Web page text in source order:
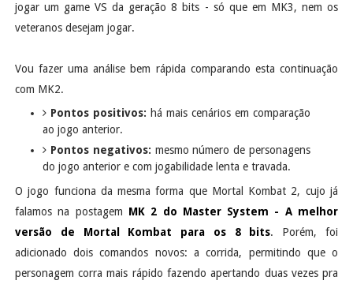
jogar um game VS da geração 8 bits - só que em MK3, nem os
veteranos desejam jogar.
Vou fazer uma análise bem rápida comparando esta continuação
com MK2.
Pontos positivos: há mais cenários em comparação
ao jogo anterior.
Pontos negativos: mesmo número de personagens
do jogo anterior e com jogabilidade lenta e travada.
O jogo funciona da mesma forma que Mortal Kombat 2, cujo já
falamos na postagem MK 2 do Master System - A melhor
versão de Mortal Kombat para os 8 bits. Porém, foi
adicionado dois comandos novos: a corrida, permitindo que o
personagem corra mais rápido fazendo apertando duas vezes pra